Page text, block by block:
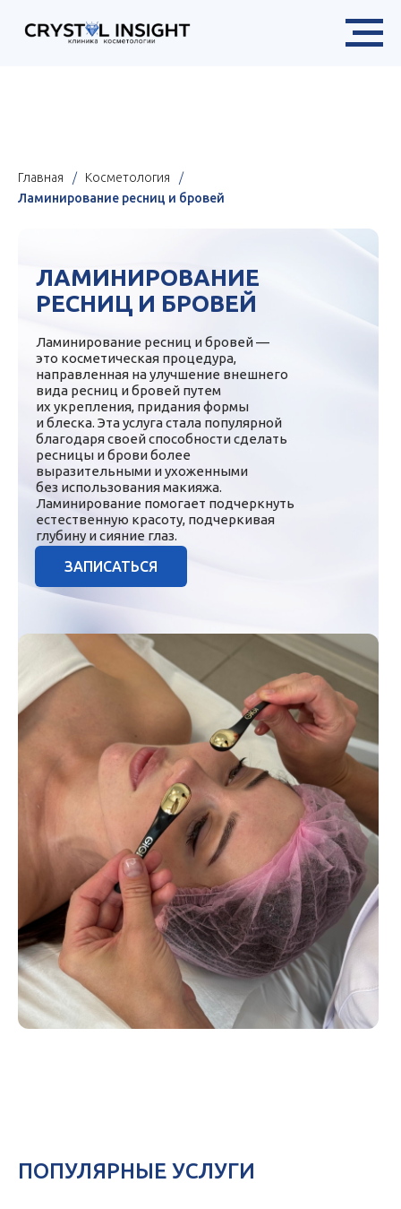
Главная / Косметология
/
Ламинирование ресниц и бровей
ЛАМИНИРОВАНИЕ
РЕСНИЦ И БРОВЕЙ
ЗАПИСАТЬСЯ
Ламинирование ресниц и бровей —
это косметическая процедура,
направленная на улучшение внешнего
вида ресниц и бровей путем
их укрепления, придания формы
и блеска. Эта услуга стала популярной
благодаря своей способности сделать
ресницы и брови более
выразительными и ухоженными
без использования макияжа.
Ламинирование помогает подчеркнуть
естественную красоту, подчеркивая
глубину и сияние глаз.
ПОПУЛЯРНЫЕ УСЛУГИ